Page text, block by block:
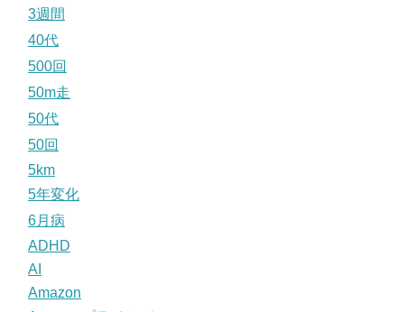
3週間
40代
500回
50m走
50代
50回
5km
5年変化
6月病
ADHD
AI
Amazon